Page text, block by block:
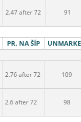
2.47 after 72 91
PR. NA ŠÍP
2.76 after 72 109
2.6 after 72 98